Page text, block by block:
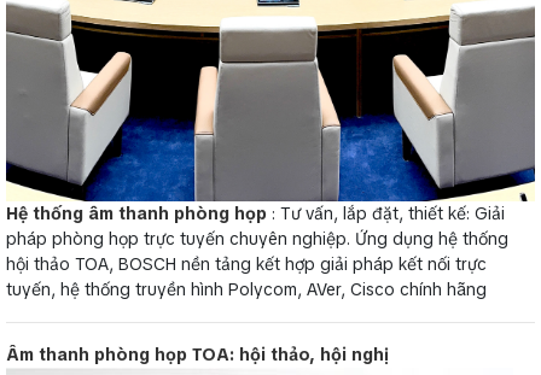
Hệ thống âm thanh phòng họp : Tư vấn, lắp đặt, thiết kế: Giải
pháp phòng họp trực tuyến chuyên nghiệp. Ứng dụng hệ thống
hội thảo TOA, BOSCH nền tảng kết hợp giải pháp kết nối trực
tuyến, hệ thống truyền hình Polycom, AVer, Cisco chính hãng
Âm thanh phòng họp TOA: hội thảo, hội nghị